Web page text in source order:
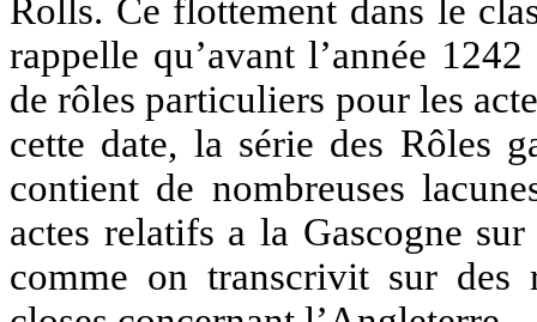
Rolls. Ce flottement dans le
rappelle qu’avant l’année
de rôles particuliers pour les
cette date, la série des Rôles
contient de nombreuses
actes relatifs a la Gascogne
comme on transcrivit sur des